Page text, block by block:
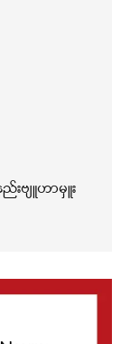
းဗျူဟာမှူး